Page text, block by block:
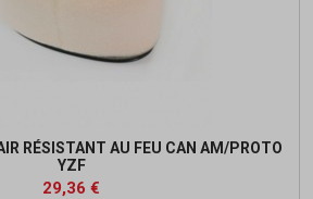
RÉSISTANT AU FEU CAN AM/PROTO
YZF
Prix
29,36 €